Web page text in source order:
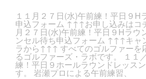
１１月２７日(水)午前練！平日９H
申込フォーム ↑↑↑お申し込みはコ
月２７日(水)午前練！平日９Hラウ
ンセル待ち申込フォーム ↑↑↑キャ
ラから↑↑↑ すべてのゴルファーを
るゴルファーズ・ラボです。 １１
練！平日９ホールラウンドレッス
す。 岩瀬プロによる午前練習、